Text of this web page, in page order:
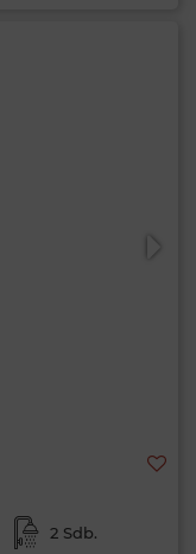
2 Sdb.